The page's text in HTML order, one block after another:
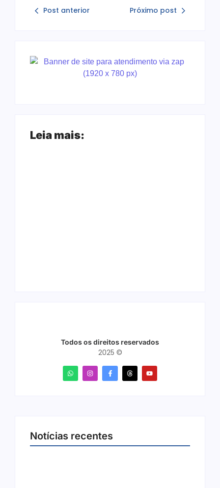
Post anterior Próximo post
Leia mais:
Todos os direitos reservados
2025 ©
Notícias recentes